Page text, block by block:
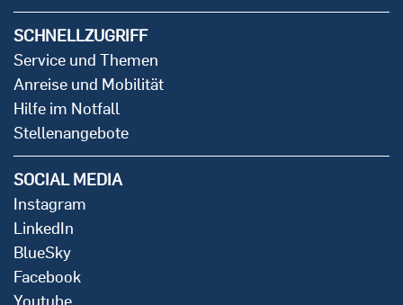
SCHNELLZUGRIFF
Service und Themen
Anreise und Mobilität
Hilfe im Notfall
Stellenangebote
SOCIAL MEDIA
Instagram
LinkedIn
BlueSky
Facebook
Youtube